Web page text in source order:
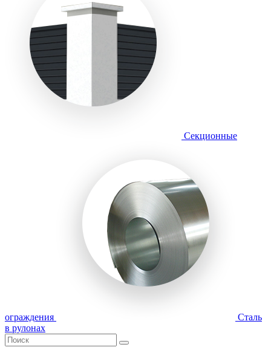
Секционные
ограждения
Сталь
в рулонах